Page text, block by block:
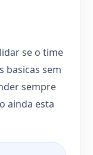
se o time
basicas sem
sempre
ainda esta